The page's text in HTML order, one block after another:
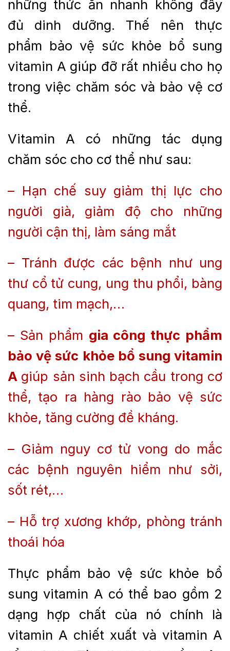
những thức ăn nhanh không đầy
đủ dinh dưỡng. Thế nên thực
phẩm bảo vệ sức khỏe bổ sung
vitamin A giúp đỡ rất nhiều cho họ
trong việc chăm sóc và bảo vệ cơ
thể.
Vitamin A có những tác dụng
chăm sóc cho cơ thể như sau:
– Hạn chế suy giảm thị lực cho
người già, giảm độ cho những
người cận thị, làm sáng mắt
– Tránh được các bệnh như ung
thư cổ tử cung, ung thu phổi, bàng
quang, tim mạch,…
– Sản phẩm gia công thực phẩm
bảo vệ sức khỏe bổ sung vitamin
A giúp sản sinh bạch cầu trong cơ
thể, tạo ra hàng rào bảo vệ sức
khỏe, tăng cường đề kháng.
– Giảm nguy cơ tử vong do mắc
các bệnh nguyên hiểm như sởi,
sốt rét,…
– Hỗ trợ xương khớp, phòng tránh
thoái hóa
Thực phẩm bảo vệ sức khỏe bổ
sung vitamin A có thể bao gồm 2
dạng hợp chất của nó chính là
vitamin A chiết xuất và vitamin A